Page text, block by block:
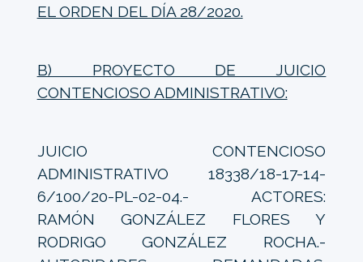
EL ORDEN DEL DÍA 28/2020.
B) PROYECTO DE JUICIO
CONTENCIOSO ADMINISTRATIVO:
JUICIO CONTENCIOSO
ADMINISTRATIVO 18338/18-17-14-
6/100/20-PL-02-04.- ACTORES:
RAMÓN GONZÁLEZ FLORES Y
RODRIGO GONZÁLEZ ROCHA.-